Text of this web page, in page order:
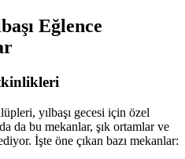
Eğlence
yılbaşı gecesi için özel
da bu mekanlar, şık ortamlar ve
İşte öne çıkan bazı mekanlar: